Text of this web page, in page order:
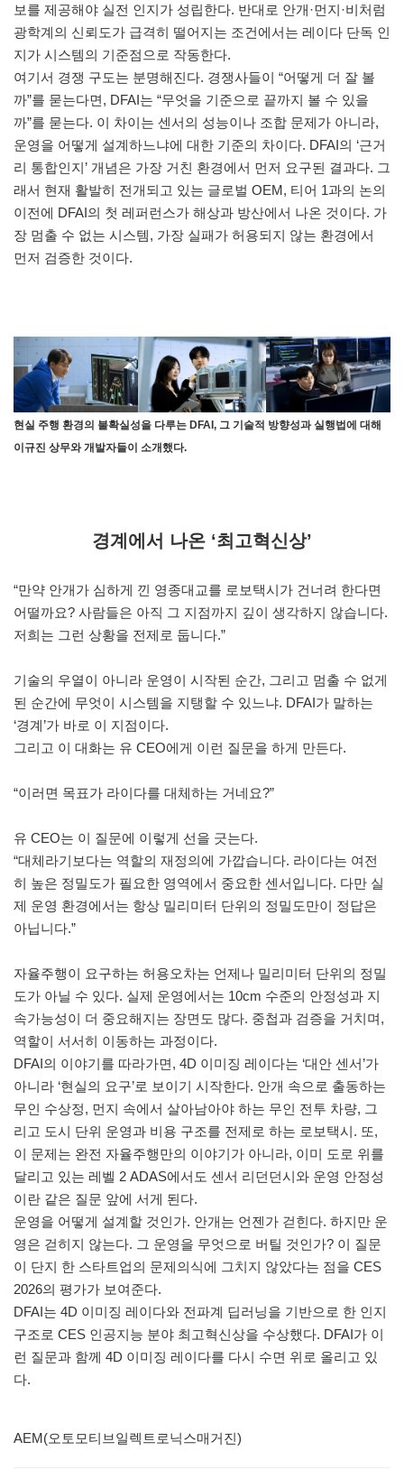
보를 제공해야 실전 인지가 성립한다. 반대로 안개·먼지·비처럼
광학계의 신뢰도가 급격히 떨어지는 조건에서는 레이다 단독 인
지가 시스템의 기준점으로 작동한다.
여기서 경쟁 구도는 분명해진다. 경쟁사들이 “어떻게 더 잘 볼
까”를 묻는다면, DFAI는 “무엇을 기준으로 끝까지 볼 수 있을
까”를 묻는다. 이 차이는 센서의 성능이나 조합 문제가 아니라,
운영을 어떻게 설계하느냐에 대한 기준의 차이다. DFAI의 ‘근거
리 통합인지’ 개념은 가장 거친 환경에서 먼저 요구된 결과다. 그
래서 현재 활발히 전개되고 있는 글로벌 OEM, 티어 1과의 논의
이전에 DFAI의 첫 레퍼런스가 해상과 방산에서 나온 것이다. 가
장 멈출 수 없는 시스템, 가장 실패가 허용되지 않는 환경에서
먼저 검증한 것이다.
현실 주행 환경의 불확실성을 다루는 DFAI, 그 기술적 방향성과 실행법에 대해
이규진 상무와 개발자들이 소개했다.
경계에서 나온 ‘최고혁신상’
“만약 안개가 심하게 낀 영종대교를 로보택시가 건너려 한다면
어떨까요? 사람들은 아직 그 지점까지 깊이 생각하지 않습니다.
저희는 그런 상황을 전제로 둡니다.”
기술의 우열이 아니라 운영이 시작된 순간, 그리고 멈출 수 없게
된 순간에 무엇이 시스템을 지탱할 수 있느냐. DFAI가 말하는
‘경계’가 바로 이 지점이다.
그리고 이 대화는 유 CEO에게 이런 질문을 하게 만든다.
“이러면 목표가 라이다를 대체하는 거네요?”
유 CEO는 이 질문에 이렇게 선을 긋는다.
“대체라기보다는 역할의 재정의에 가깝습니다. 라이다는 여전
히 높은 정밀도가 필요한 영역에서 중요한 센서입니다. 다만 실
제 운영 환경에서는 항상 밀리미터 단위의 정밀도만이 정답은
아닙니다.”
자율주행이 요구하는 허용오차는 언제나 밀리미터 단위의 정밀
도가 아닐 수 있다. 실제 운영에서는 10cm 수준의 안정성과 지
속가능성이 더 중요해지는 장면도 많다. 중첩과 검증을 거치며,
역할이 서서히 이동하는 과정이다.
DFAI의 이야기를 따라가면, 4D 이미징 레이다는 ‘대안 센서’가
아니라 ‘현실의 요구’로 보이기 시작한다. 안개 속으로 출동하는
무인 수상정, 먼지 속에서 살아남아야 하는 무인 전투 차량, 그
리고 도시 단위 운영과 비용 구조를 전제로 하는 로보택시. 또,
이 문제는 완전 자율주행만의 이야기가 아니라, 이미 도로 위를
달리고 있는 레벨 2 ADAS에서도 센서 리던던시와 운영 안정성
이란 같은 질문 앞에 서게 된다.
운영을 어떻게 설계할 것인가. 안개는 언젠가 걷힌다. 하지만 운
영은 걷히지 않는다. 그 운영을 무엇으로 버틸 것인가? 이 질문
이 단지 한 스타트업의 문제의식에 그치지 않았다는 점을 CES
2026의 평가가 보여준다.
DFAI는 4D 이미징 레이다와 전파계 딥러닝을 기반으로 한 인지
구조로 CES 인공지능 분야 최고혁신상을 수상했다. DFAI가 이
런 질문과 함께 4D 이미징 레이다를 다시 수면 위로 올리고 있
다.
AEM(오토모티브일렉트로닉스매거진)